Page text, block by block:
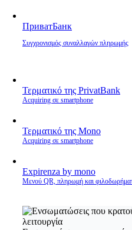
ПриватБанк
Συγχρονισμός συναλλαγών πληρωμής
Τερματικό της PrivatBank
Acquiring σε smartphone
Τερματικό της Mono
Acquiring σε smartphone
Expirenza by mono
Μενού QR, πληρωμή και